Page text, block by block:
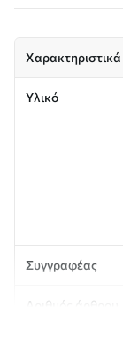
Χαρακτηριστικά
Υλικό
Συγγραφέας
Αριθμός άρθρου